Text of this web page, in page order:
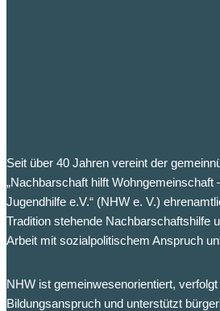
Seit über 40 Jahren vereint der
„Nachbarschaft hilft Wohngemeinschaft
Jugendhilfe e.V.“ (NHW e. V.)
Tradition stehende Nachbarschaftshilfe
Arbeit mit sozialpolitischem Anspruch
NHW ist gemeinwesenorientiert,
Bildungsanspruch und unterstützt